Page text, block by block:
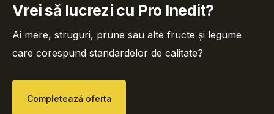
Vrei să lucrezi cu Pro Inedit?
Ai mere, struguri, prune sau alte fructe și legume
care corespund standardelor de calitate?
Completează oferta